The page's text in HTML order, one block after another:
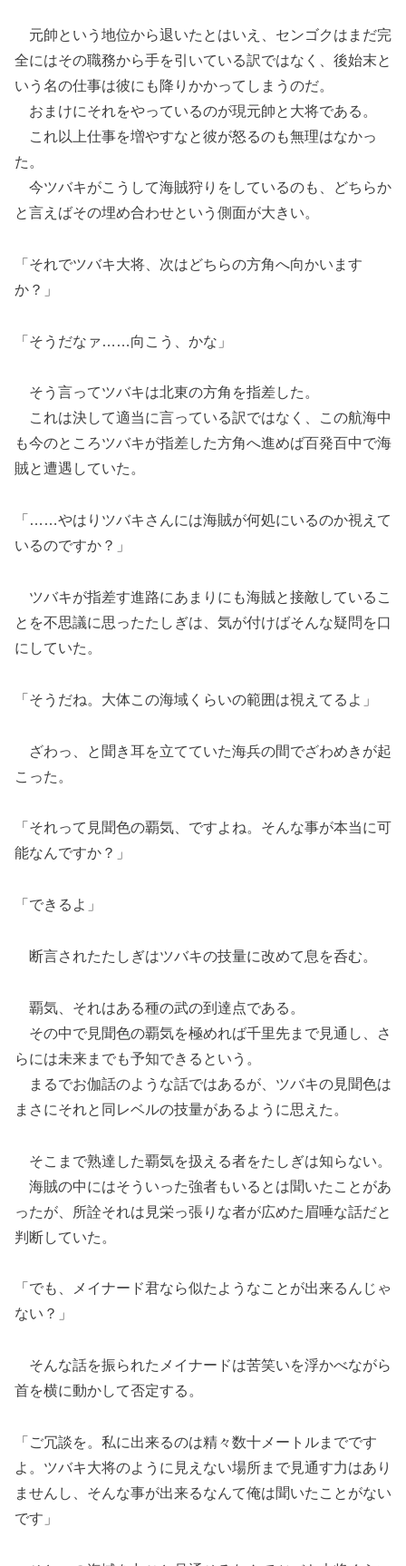
元帥という地位から退いたとはいえ、センゴクはまだ完
全にはその職務から手を引いている訳ではなく、後始末と
いう名の仕事は彼にも降りかかってしまうのだ。
おまけにそれをやっているのが現元帥と大将である。
これ以上仕事を増やすなと彼が怒るのも無理はなかっ
た。
今ツバキがこうして海賊狩りをしているのも、どちらか
と言えばその埋め合わせという側面が大きい。
「それでツバキ大将、次はどちらの方角へ向かいます
か？」
「そうだなァ……向こう、かな」
そう言ってツバキは北東の方角を指差した。
これは決して適当に言っている訳ではなく、この航海中
も今のところツバキが指差した方角へ進めば百発百中で海
賊と遭遇していた。
「……やはりツバキさんには海賊が何処にいるのか視えて
いるのですか？」
ツバキが指差す進路にあまりにも海賊と接敵しているこ
とを不思議に思ったたしぎは、気が付けばそんな疑問を口
にしていた。
「そうだね。大体この海域くらいの範囲は視えてるよ」
ざわっ、と聞き耳を立てていた海兵の間でざわめきが起
こった。
「それって見聞色の覇気、ですよね。そんな事が本当に可
能なんですか？」
「できるよ」
断言されたたしぎはツバキの技量に改めて息を呑む。
覇気、それはある種の武の到達点である。
その中で見聞色の覇気を極めれば千里先まで見通し、さ
らには未来までも予知できるという。
まるでお伽話のような話ではあるが、ツバキの見聞色は
まさにそれと同レベルの技量があるように思えた。
そこまで熟達した覇気を扱える者をたしぎは知らない。
海賊の中にはそういった強者もいるとは聞いたことがあ
ったが、所詮それは見栄っ張りな者が広めた眉唾な話だと
判断していた。
「でも、メイナード君なら似たようなことが出来るんじゃ
ない？」
そんな話を振られたメイナードは苦笑いを浮かべながら
首を横に動かして否定する。
「ご冗談を。私に出来るのは精々数十メートルまでです
よ。ツバキ大将のように見えない場所まで見通す力はあり
ませんし、そんな事が出来るなんて俺は聞いたことがない
です」